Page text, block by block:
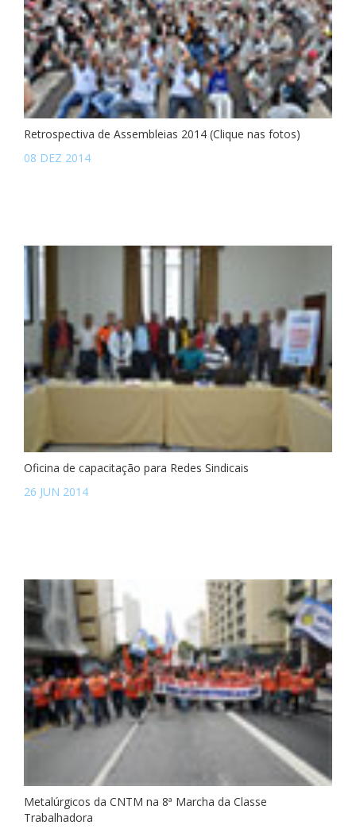
Retrospectiva de Assembleias 2014 (Clique nas fotos)
08 DEZ 2014
Oficina de capacitação para Redes Sindicais
26 JUN 2014
Metalúrgicos da CNTM na 8ª Marcha da Classe
Trabalhadora